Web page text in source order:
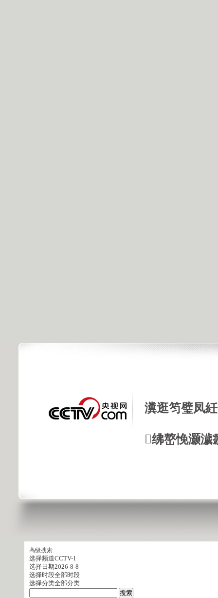
瀵逛笉璧凤
绋嶅悗灏
高级搜索
选择频道CCTV-1
选择日期2026-8-8
选择时段全部时段
选择分类全部分类